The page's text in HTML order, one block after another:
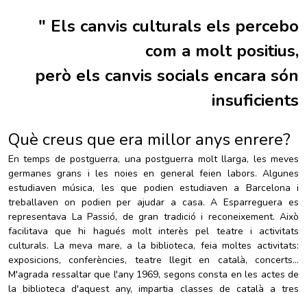
" Els canvis culturals els percebo
com a molt positius,
però els canvis socials encara són
insuficients
Què creus que era millor anys enrere?
En temps de postguerra, una postguerra molt llarga, les meves
germanes grans i les noies en general feien labors. Algunes
estudiaven música, les que podien estudiaven a Barcelona i
treballaven on podien per ajudar a casa. A Esparreguera es
representava La Passió, de gran tradició i reconeixement. Això
facilitava que hi hagués molt interès pel teatre i activitats
culturals. La meva mare, a la biblioteca, feia moltes activitats:
exposicions, conferències, teatre llegit en català, concerts...
M'agrada ressaltar que l'any 1969, segons consta en les actes de
la biblioteca d'aquest any, impartia classes de català a tres